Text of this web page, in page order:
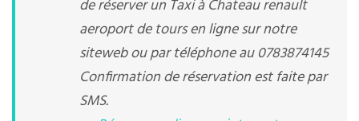
de réserver un Taxi à Chateau renault
aeroport de tours en ligne sur notre
siteweb ou par téléphone au 0783874145
Confirmation de réservation est faite par
SMS.